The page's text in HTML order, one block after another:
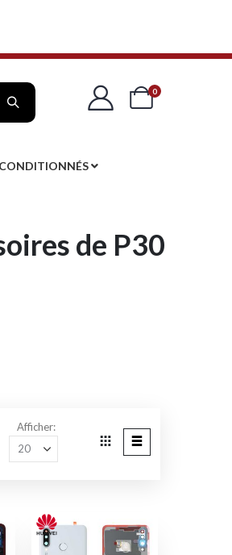
Cart
0articles
de P30
Afficher
Afficher
GrilleListe